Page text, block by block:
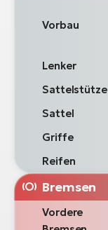
Vorbau
Lenker
Sattelstütze
Sattel
Griffe
Reifen
Bremsen
Vordere